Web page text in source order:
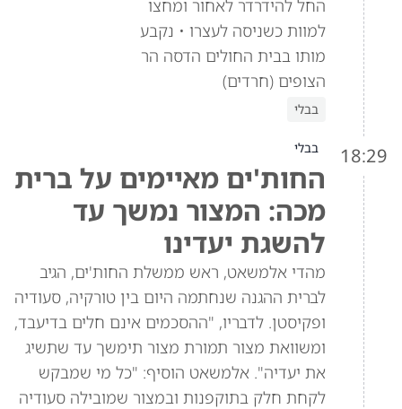
החל להידרדר לאחור ומחצו
למוות כשניסה לעצרו • נקבע
מותו בבית החולים הדסה הר
הצופים (חרדים)
בבלי
18:29 בבלי
החות'ים מאיימים על ברית
מכה: המצור נמשך עד
להשגת יעדינו
מהדי אלמשאט, ראש ממשלת החות'ים, הגיב
לברית ההגנה שנחתמה היום בין טורקיה, סעודיה
ופקיסטן. לדבריו, "ההסכמים אינם חלים בדיעבד,
ומשוואת מצור תמורת מצור תימשך עד שתשיג
את יעדיה". אלמשאט הוסיף: "כל מי שמבקש
לקחת חלק בתוקפנות ובמצור שמובילה סעודיה